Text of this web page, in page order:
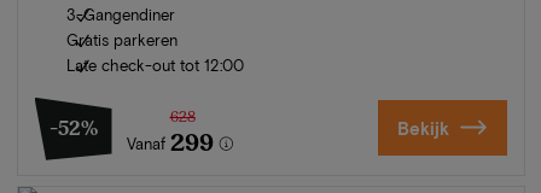
3-Gangendiner
Gratis parkeren
Late check-out tot 12:00
-52%
Vanaf
628
299 Bekijk